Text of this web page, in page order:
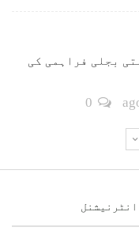
بجلی فراہمی کی
انٹرنیشنل